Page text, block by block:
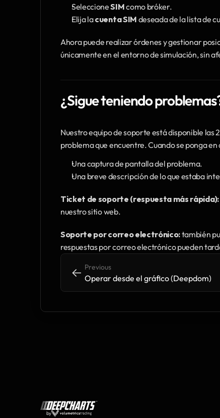
Seleccione SIM como bróker.
Elija la cuenta SIM deseada de la lista de
Ahora puede realizar órdenes y gestionar
únicamente en el entorno de simulación, sin
¿Sigue teniendo
Nuestro equipo de soporte está disponible las
problema que encuentre. Cuando se ponga
Una captura de pantalla del problema.
Una breve descripción de lo que estaba
Ticket de soporte (respuesta más rápida):
nuestro sitio web.
Soporte por correo electrónico: también
respuestas por correo electrónico pueden
<- <-
Previous
Operar desde el gráfico (Deepdom)
by